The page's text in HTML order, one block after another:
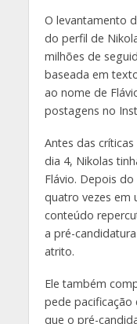
O levantamento
do perfil de
milhões de
baseada em
ao nome de
postagens no
Antes das
dia 4, Nikolas
Flávio. Depois
quatro vezes em
conteúdo
a pré-
atrito.
Ele também
pede pacificação
que o pré-